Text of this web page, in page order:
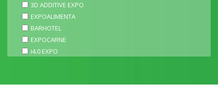
3D ADDITIVE EXPO
EXPOALIMENTA
BARHOTEL
EXPOCARNE
i4.0 EXPO